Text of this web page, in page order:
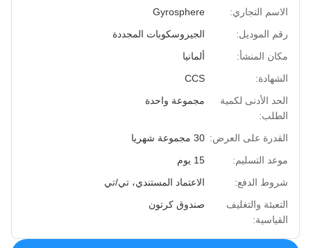
الاسم التجاري:
Gyrosphere
رقم الموديل:
الجيروسكوبات المجددة
مكان المنشأ:
ألمانيا
الشهادة:
CCS
الحد الأدنى لكمية
الطلب:
مجموعة واحدة
القدرة على العرض: 30 مجموعة شهريا
موعد التسليم:
15 يوم
شروط الدفع:
الاعتماد المستندي، تي/تي
التعبئة والتغليف
القياسية:
صندوق كرتون